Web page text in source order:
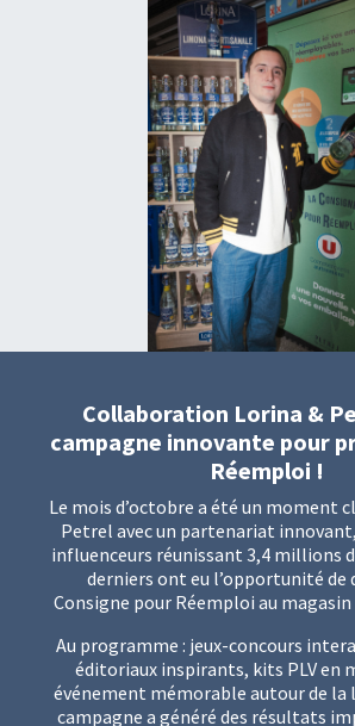
Collaboration Lorina &
campagne innovante pour
Réemploi !
Le mois d’octobre a été un moment
Petrel avec un partenariat
influenceurs réunissant 3,4 millions
derniers ont eu l’opportunité de
Consigne pour Réemploi au magasin
Au programme : jeux-concours
éditoriaux inspirants, kits PLV en
événement mémorable autour de la
campagne a généré des résultats